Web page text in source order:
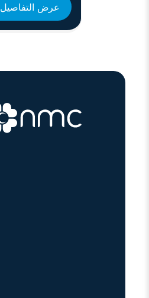
عرض التفاصيل